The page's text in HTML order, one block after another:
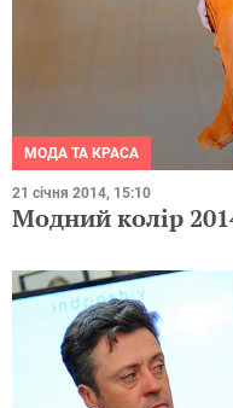
МОДА ТА КРАСА
21 січня 2014, 15:10
Модний колір